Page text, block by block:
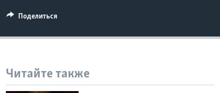
Поделиться
Читайте также